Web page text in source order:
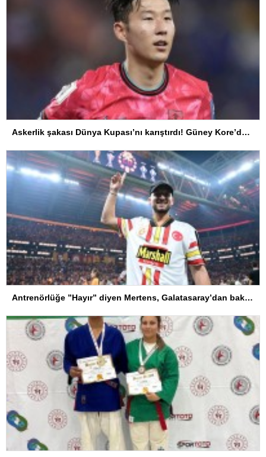
Askerlik şakası Dünya Kupası’nı karıştırdı! Güney Kore’den sert karar
Antrenörlüğe ”Hayır” diyen Mertens, Galatasaray’dan bakın ne istedi